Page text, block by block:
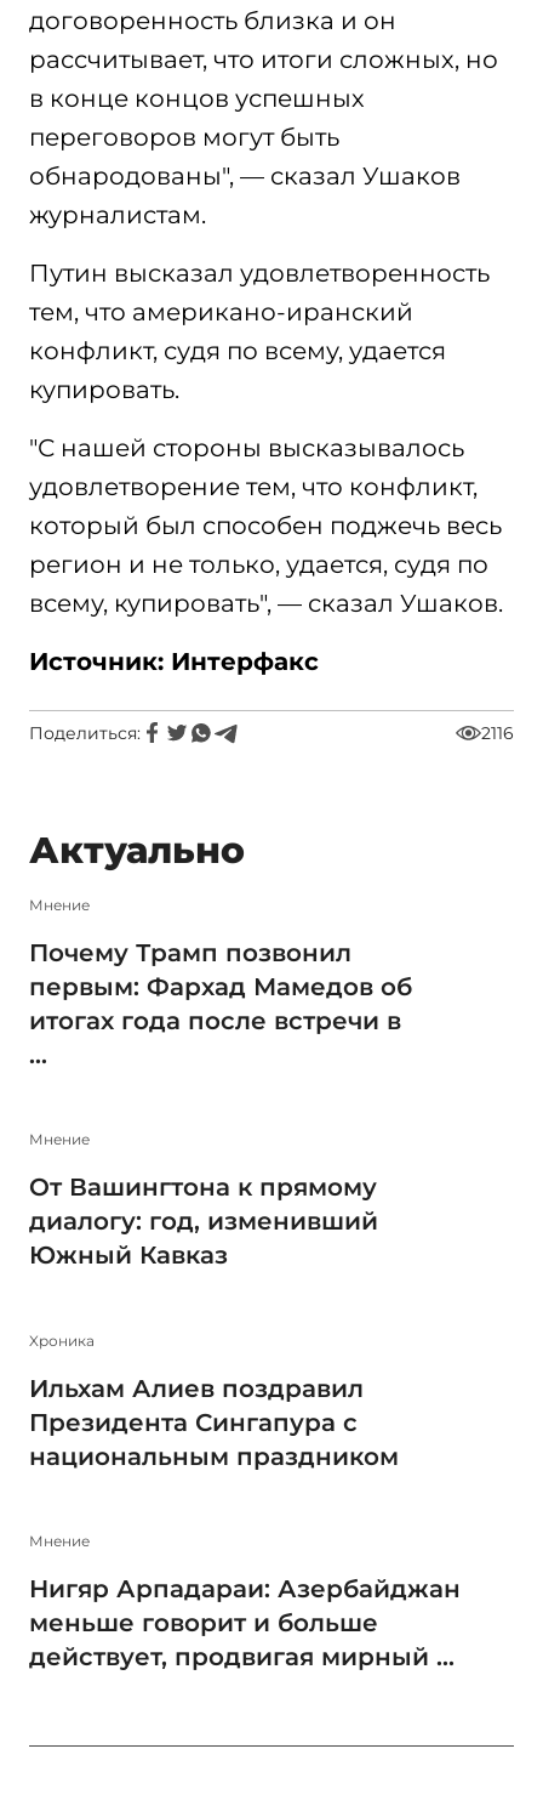
договоренность близка и он
рассчитывает, что итоги сложных, но
в конце концов успешных
переговоров могут быть
обнародованы", — сказал Ушаков
журналистам.
Путин высказал удовлетворенность
тем, что американо-иранский
конфликт, судя по всему, удается
купировать.
"С нашей стороны высказывалось
удовлетворение тем, что конфликт,
который был способен поджечь весь
регион и не только, удается, судя по
всему, купировать", — сказал Ушаков.
Источник: Интерфакс
Поделиться: 2116
Актуально
Мнение
Почему Трамп позвонил
первым: Фархад Мамедов об
итогах года после встречи в
...
Мнение
От Вашингтона к прямому
диалогу: год, изменивший
Южный Кавказ
Xроника
Ильхам Алиев поздравил
Президента Сингапура с
национальным праздником
Мнение
Нигяр Арпадараи: Азербайджан
меньше говорит и больше
действует, продвигая мирный ...